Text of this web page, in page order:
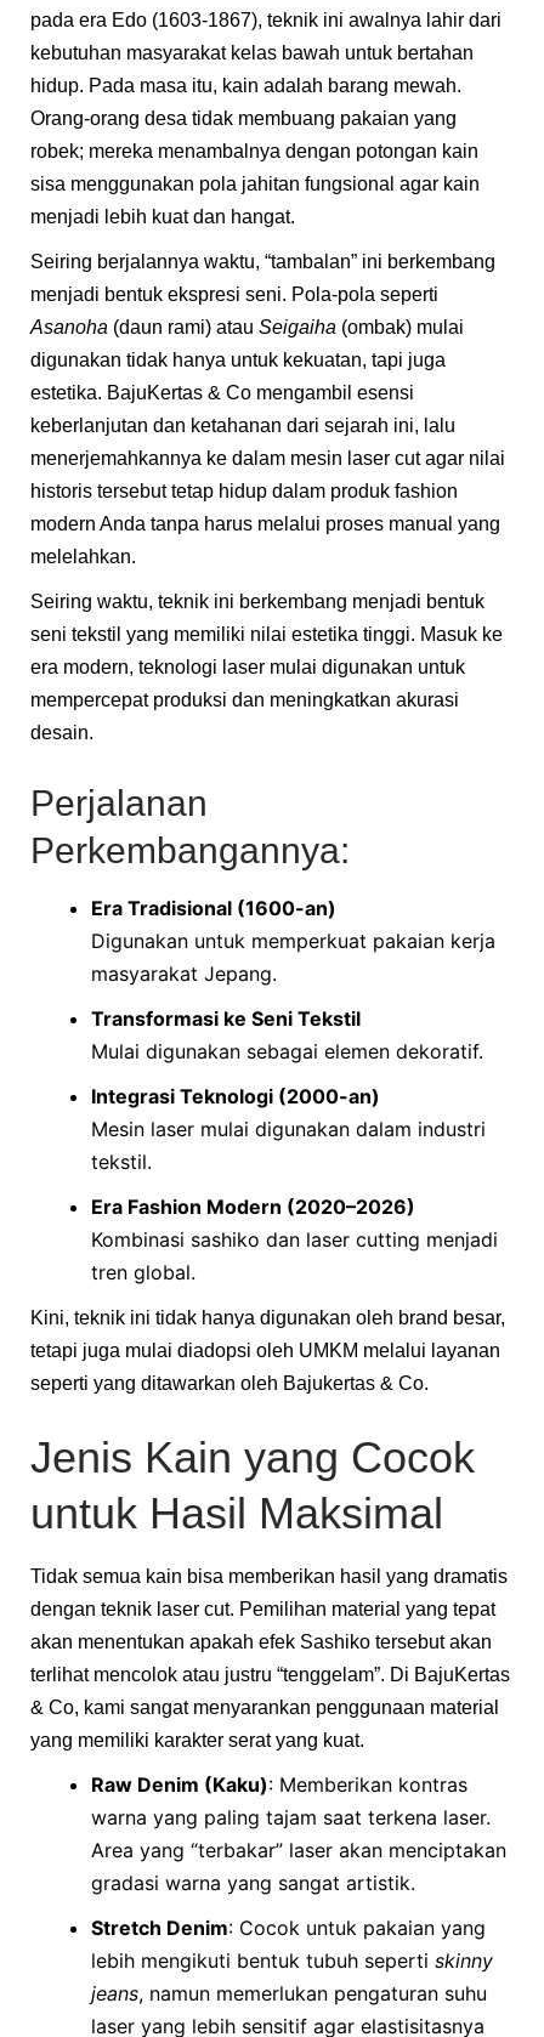
pada era Edo (1603-1867), teknik ini awalnya lahir dari
kebutuhan masyarakat kelas bawah untuk bertahan
hidup. Pada masa itu, kain adalah barang mewah.
Orang-orang desa tidak membuang pakaian yang
robek; mereka menambalnya dengan potongan kain
sisa menggunakan pola jahitan fungsional agar kain
menjadi lebih kuat dan hangat.
Seiring berjalannya waktu, “tambalan” ini berkembang
menjadi bentuk ekspresi seni. Pola-pola seperti
Asanoha (daun rami) atau Seigaiha (ombak) mulai
digunakan tidak hanya untuk kekuatan, tapi juga
estetika. BajuKertas & Co mengambil esensi
keberlanjutan dan ketahanan dari sejarah ini, lalu
menerjemahkannya ke dalam mesin laser cut agar nilai
historis tersebut tetap hidup dalam produk fashion
modern Anda tanpa harus melalui proses manual yang
melelahkan.
Seiring waktu, teknik ini berkembang menjadi bentuk
seni tekstil yang memiliki nilai estetika tinggi. Masuk ke
era modern, teknologi laser mulai digunakan untuk
mempercepat produksi dan meningkatkan akurasi
desain.
Perjalanan
Perkembangannya:
Era Tradisional (1600-an)
Digunakan untuk memperkuat pakaian kerja
masyarakat Jepang.
Transformasi ke Seni Tekstil
Mulai digunakan sebagai elemen dekoratif.
Integrasi Teknologi (2000-an)
Mesin laser mulai digunakan dalam industri
tekstil.
Era Fashion Modern (2020–2026)
Kombinasi sashiko dan laser cutting menjadi
tren global.
Kini, teknik ini tidak hanya digunakan oleh brand besar,
tetapi juga mulai diadopsi oleh UMKM melalui layanan
seperti yang ditawarkan oleh Bajukertas & Co.
Jenis Kain yang Cocok
untuk Hasil Maksimal
Tidak semua kain bisa memberikan hasil yang dramatis
dengan teknik laser cut. Pemilihan material yang tepat
akan menentukan apakah efek Sashiko tersebut akan
terlihat mencolok atau justru “tenggelam”. Di BajuKertas
& Co, kami sangat menyarankan penggunaan material
yang memiliki karakter serat yang kuat.
Raw Denim (Kaku): Memberikan kontras
warna yang paling tajam saat terkena laser.
Area yang “terbakar” laser akan menciptakan
gradasi warna yang sangat artistik.
Stretch Denim: Cocok untuk pakaian yang
lebih mengikuti bentuk tubuh seperti skinny
jeans, namun memerlukan pengaturan suhu
laser yang lebih sensitif agar elastisitasnya